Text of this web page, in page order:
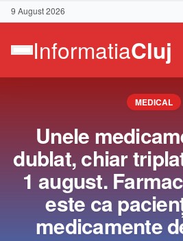
9 August 2026
MEDICAL
Unele
dublat, chiar
1 august.
este ca
medicamente